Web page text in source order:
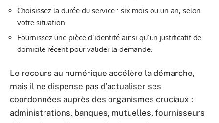
Choisissez la durée du service : six mois ou un an, selon
votre situation.
Fournissez une pièce d’identité ainsi qu’un justificatif de
domicile récent pour valider la demande.
Le recours au numérique accélère la démarche,
mais il ne dispense pas d’actualiser ses
coordonnées auprès des organismes cruciaux :
administrations, banques, mutuelles, fournisseurs